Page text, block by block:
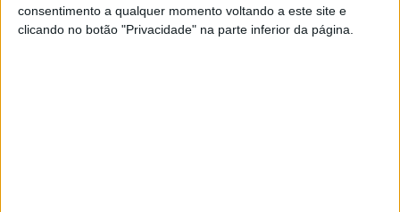
consentimento a qualquer momento voltando a este site e
clicando no botão "Privacidade" na parte inferior da página.
A rádio